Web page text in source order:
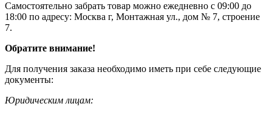
Самостоятельно забрать товар можно ежедневно с 09:00 до
18:00 по адресу: Москва г, Монтажная ул., дом № 7, строение
7.
Обратите внимание!
Для получения заказа необходимо иметь при себе следующие
документы:
Юридическим лицам: